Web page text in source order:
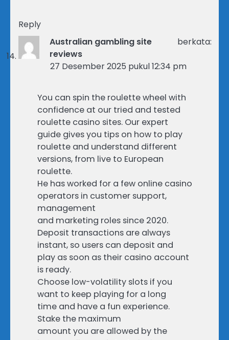
Reply
Australian gambling site
reviews
berkata:
27 Desember 2025 pukul 12:34 pm
You can spin the roulette wheel with
confidence at our tried and tested
roulette casino sites. Our expert
guide gives you tips on how to play
roulette and understand different
versions, from live to European
roulette.
He has worked for a few online casino
operators in customer support,
management
and marketing roles since 2020.
Deposit transactions are always
instant, so users can deposit and
play as soon as their casino account
is ready.
Choose low-volatility slots if you
want to keep playing for a long
time and have a fun experience.
Stake the maximum
amount you are allowed by the